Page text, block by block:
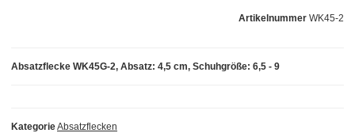
Artikelnummer WK45-2
KategorieAbsatzflecken
Absatzflecke WK45G-2, Absatz: 4,5 cm, Schuhgröße: 6,5 - 9